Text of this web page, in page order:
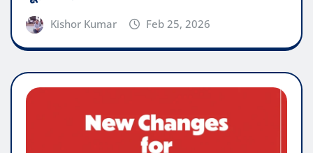
Kishor Kumar Feb 25, 2026